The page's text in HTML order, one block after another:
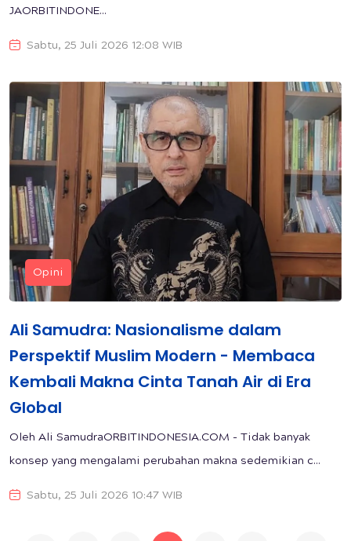
JAORBITINDONE...
Sabtu, 25 Juli 2026 12:08 WIB
Opini
Ali Samudra: Nasionalisme dalam
Perspektif Muslim Modern - Membaca
Kembali Makna Cinta Tanah Air di Era
Global
Oleh Ali SamudraORBITINDONESIA.COM - Tidak banyak
konsep yang mengalami perubahan makna sedemikian c...
Sabtu, 25 Juli 2026 10:47 WIB